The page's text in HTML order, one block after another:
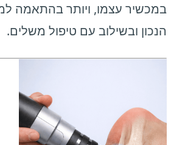
במכשיר עצמו, ויותר בהתאמה
הנכון ובשילוב עם טיפול משלים.